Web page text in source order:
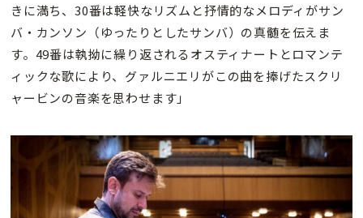
きに満ち、30番は軽快なリズムと抒情的なメロディがサン
バ・カンソン（ゆったりとしたサンバ）の真髄を伝えま
す。49番は執拗に繰り返されるオスティナートとロマンテ
ィックな歌により、グァルニエリがこの曲を捧げたスクリ
ャービンの音楽を思わせます」